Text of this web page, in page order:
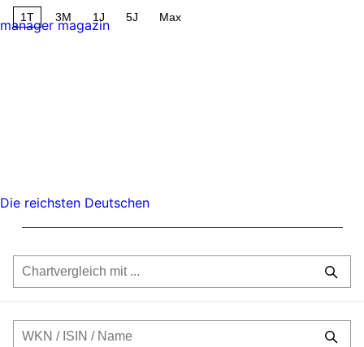
1T 3M 1J 5J Max
manager magazin
Die reichsten Deutschen